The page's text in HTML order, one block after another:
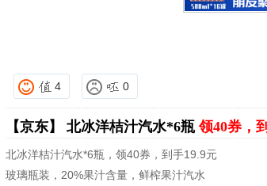
4 0
【京东】 北冰洋桔汁汽水*6瓶领40券，
北冰洋桔汁汽水*6瓶，领40券，到手19.9元
玻璃瓶装，20%果汁含量，鲜榨果汁汽水